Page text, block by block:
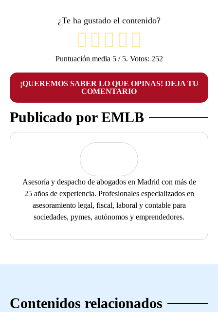
¿Te ha gustado el contenido?
Puntuación media 5/ 5. Votos: 252
¡QUEREMOS SABER LO QUE OPINAS! DEJA TU
COMENTARIO
Publicado por EMLB
Asesoría y despacho de abogados en Madrid con más de
25 años de experiencia. Profesionales especializados en
asesoramiento legal, fiscal, laboral y contable para
sociedades, pymes, autónomos y emprendedores.
Contenidos relacionados